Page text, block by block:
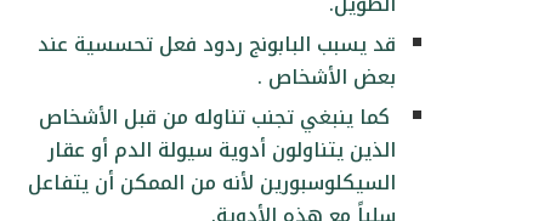
قد يسبب البابونج ردود فعل تحسسية عند
بعض الأشخاص .
كما ينبغي تجنب تناوله من قبل الأشخاص
الذين يتناولون أدوية سيولة الدم أو عقار
السيكلوسبورين لأنه من الممكن أن يتفاعل